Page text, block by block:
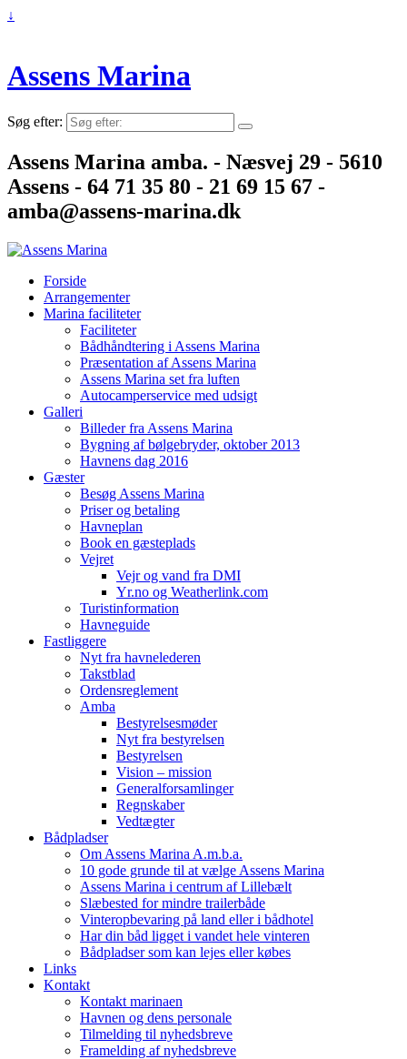
↓
Assens Marina
Søg efter:
Assens Marina amba. - Næsvej 29 - 5610
Assens - 64 71 35 80 - 21 69 15 67 -
amba@assens-marina.dk
Forside
Arrangementer
Marina faciliteter
Faciliteter
Bådhåndtering i Assens Marina
Præsentation af Assens Marina
Assens Marina set fra luften
Autocamperservice med udsigt
Galleri
Billeder fra Assens Marina
Bygning af bølgebryder, oktober 2013
Havnens dag 2016
Gæster
Besøg Assens Marina
Priser og betaling
Havneplan
Book en gæsteplads
Vejret
Vejr og vand fra DMI
Yr.no og Weatherlink.com
Turistinformation
Havneguide
Fastliggere
Nyt fra havnelederen
Takstblad
Ordensreglement
Amba
Bestyrelsesmøder
Nyt fra bestyrelsen
Bestyrelsen
Vision – mission
Generalforsamlinger
Regnskaber
Vedtægter
Bådpladser
Om Assens Marina A.m.b.a.
10 gode grunde til at vælge Assens Marina
Assens Marina i centrum af Lillebælt
Slæbested for mindre trailerbåde
Vinteropbevaring på land eller i bådhotel
Har din båd ligget i vandet hele vinteren
Bådpladser som kan lejes eller købes
Links
Kontakt
Kontakt marinaen
Havnen og dens personale
Tilmelding til nyhedsbreve
Framelding af nyhedsbreve